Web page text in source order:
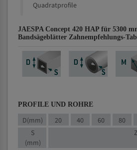
Quadratprofile
JAESPA Concept 420 HAP für 5300
Bandsägeblätter Zahnempfehlungs-
PROFILE UND ROHRE
D(mm) 20 40 60 80
S
(mm)